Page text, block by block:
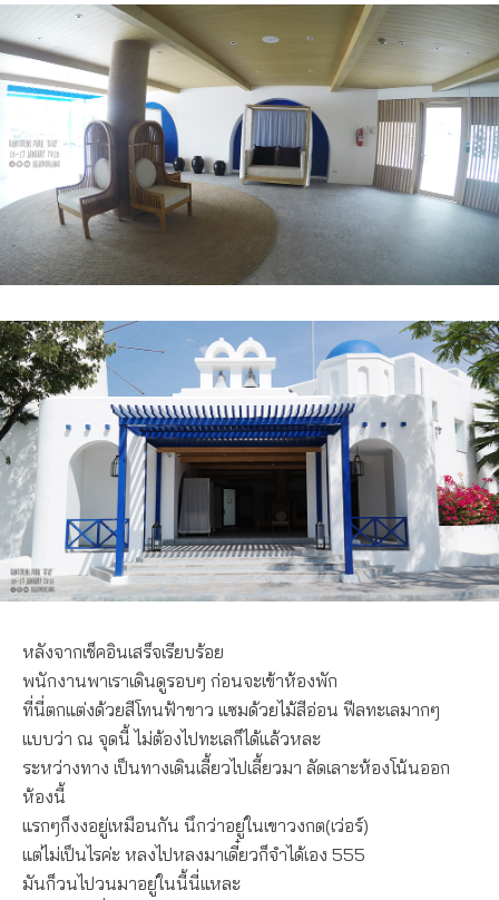
หลังจากเช็คอินเสร็จเรียบร้อย
พนักงานพาเราเดินดูรอบๆ ก่อนจะเข้าห้องพัก
ที่นี่ตกแต่งด้วยสีโทนฟ้าขาว แซมด้วยไม้สีอ่อน ฟีลทะเลมากๆ
แบบว่า ณ จุดนี้ ไม่ต้องไปทะเลก็ได้แล้วหละ
ระหว่างทาง เป็นทางเดินเลี้ยวไปเลี้ยวมา ลัดเลาะห้องโน้นออก
ห้องนี้
แรกๆก็งงอยู่เหมือนกัน นึกว่าอยู่ในเขาวงกต(เว่อร์)
แต่ไม่เป็นไรค่ะ หลงไปหลงมาเดี๋ยวก็จำได้เอง 555
มันก็วนไปวนมาอยู่ในนี้นี่แหละ